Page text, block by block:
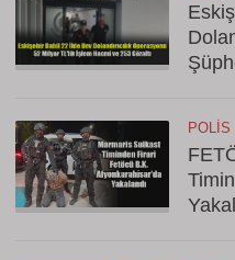
POLIS